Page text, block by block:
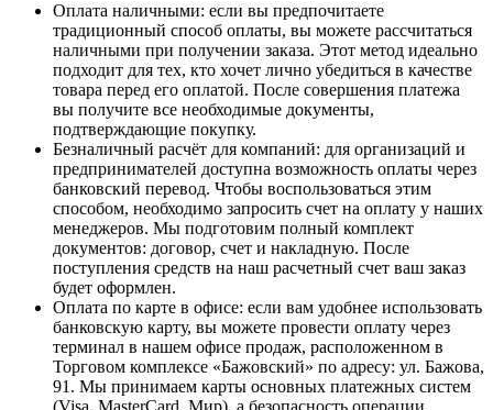
Оплата наличными: если вы предпочитаете
традиционный способ оплаты, вы можете рассчитаться
наличными при получении заказа. Этот метод идеально
подходит для тех, кто хочет лично убедиться в качестве
товара перед его оплатой. После совершения платежа
вы получите все необходимые документы,
подтверждающие покупку.
Безналичный расчёт для компаний: для организаций и
предпринимателей доступна возможность оплаты через
банковский перевод. Чтобы воспользоваться этим
способом, необходимо запросить счет на оплату у наших
менеджеров. Мы подготовим полный комплект
документов: договор, счет и накладную. После
поступления средств на наш расчетный счет ваш заказ
будет оформлен.
Оплата по карте в офисе: если вам удобнее использовать
банковскую карту, вы можете провести оплату через
терминал в нашем офисе продаж, расположенном в
Торговом комплексе «Бажовский» по адресу: ул. Бажова,
91. Мы принимаем карты основных платежных систем